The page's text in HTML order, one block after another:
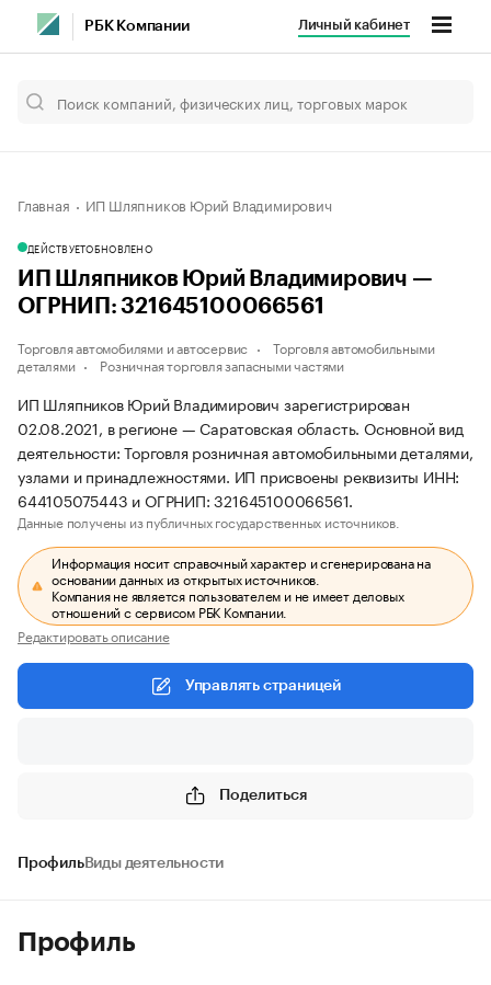
РБК Компании Личный кабинет
Главная ИП Шляпников Юрий Владимирович
ДЕЙСТВУЕТОБНОВЛЕНО
ИП Шляпников Юрий Владимирович —
ОГРНИП: 321645100066561
Торговля автомобилями и автосервис
Торговля автомобильными
деталями
Розничная торговля запасными частями
ИП Шляпников Юрий Владимирович зарегистрирован
02.08.2021, в регионе — Саратовская область. Основной вид
деятельности: Торговля розничная автомобильными деталями,
узлами и принадлежностями. ИП присвоены реквизиты ИНН:
644105075443 и ОГРНИП: 321645100066561.
Данные получены из публичных государственных источников.
Информация носит справочный характер и сгенерирована на
основании данных из открытых источников.
Компания не является пользователем и не имеет деловых
отношений с сервисом РБК Компании.
Редактировать описание
Управлять страницей
Поделиться
ПрофильВиды деятельности
Профиль